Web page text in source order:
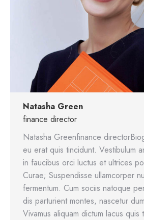
Natasha Green
finance director
Natasha Greenfinance
eu erat quis tincidunt. Vestibulum
in faucibus orci luctus et ultrices
Curae; Suspendisse ullamcorper
fermentum. Cum sociis natoque
dis parturient montes, nascetur
Vivamus aliquam dictum lacus quis